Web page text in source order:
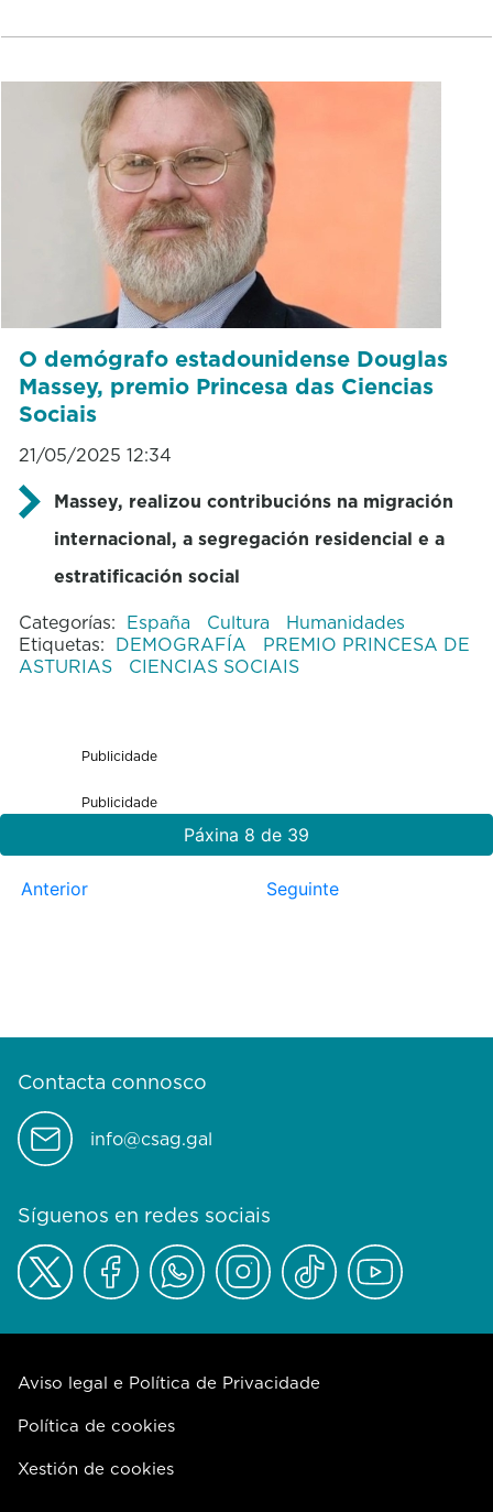
O demógrafo estadounidense Douglas
Massey, premio Princesa das Ciencias
Sociais
21/05/2025 12:34
Massey, realizou contribucións na migración
internacional, a segregación residencial e a
estratificación social
Categorías: España Cultura
Humanidades
Etiquetas: DEMOGRAFÍA
PREMIO PRINCESA DE
ASTURIAS
CIENCIAS SOCIAIS
Publicidade
Publicidade
Páxina 8 de 39
Anterior Seguinte
Contacta connosco
info@csag.gal
Síguenos en redes sociais
Aviso legal e Política de Privacidade
Política de cookies
Xestión de cookies